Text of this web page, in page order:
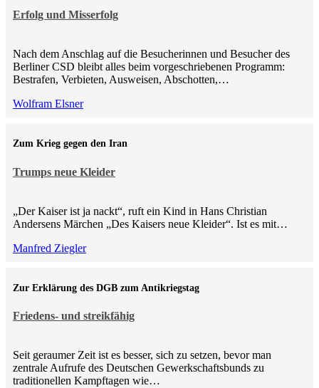
Erfolg und Misserfolg
Nach dem Anschlag auf die Besucherinnen und Besucher des
Berliner CSD bleibt alles beim vorgeschriebenen Programm:
Bestrafen, Verbieten, Ausweisen, Abschotten,…
Wolfram Elsner
Trumps neue Kleider
Zum Krieg gegen den Iran
„Der Kaiser ist ja nackt“, ruft ein Kind in Hans Christian
Andersens Märchen „Des Kaisers neue Kleider“. Ist es mit…
Manfred Ziegler
Friedens- und streikfähig
Zur Erklärung des DGB zum Antikriegstag
Seit geraumer Zeit ist es besser, sich zu setzen, bevor man
zentrale Aufrufe des Deutschen Gewerkschaftsbunds zu
traditionellen Kampftagen wie…